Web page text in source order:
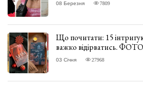
08 Березня 7809
Що почитати: 15
важко відірватись. ФОТО
03 Січня 27968